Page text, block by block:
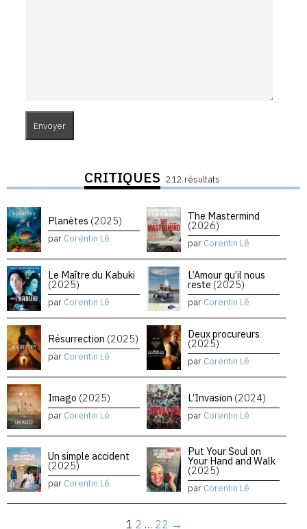
CRITIQUES 212 résultats
Planètes (2025)
par Corentin Lê
The Mastermind
(2026)
par Corentin Lê
Le Maître du Kabuki
(2025)
par Corentin Lê
L’Amour qu’il nous
reste (2025)
par Corentin Lê
Résurrection (2025)
par Corentin Lê
Deux procureurs
(2025)
par Corentin Lê
Imago (2025)
par Corentin Lê
L’Invasion (2024)
par Corentin Lê
Un simple accident
(2025)
par Corentin Lê
Put Your Soul on
Your Hand and Walk
(2025)
par Corentin Lê
1 2 … 22 →